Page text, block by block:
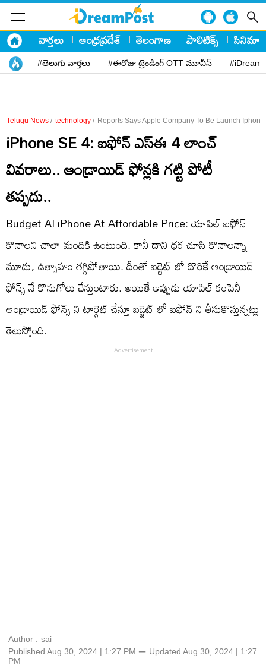
వార్తలు ఆంధ్రప్రదేశ్ తెలంగాణ పాలిటిక్స్ సినిమా
#తెలుగు వార్తలు #ఈరోజు ట్రెండింగ్ OTT మూవీస్
Telugu News / technology / Reports Says Apple Company To Be Launch
iPhone SE 4: ఐఫోన్ ఎస్ఈ 4 లాంచ్
వివరాలు.. ఆండ్రాయిడ్ ఫోన్లకి గట్టి పోటీ
తప్పదు..
Budget AI iPhone At Affordable Price: యాపిల్ ఐఫోన్
కొనాలని చాలా మందికి ఉంటుంది. కానీ దాని ధర చూసి కొనాలన్నా
మూడు, ఉత్సాహం తగ్గిపోతాయి. దీంతో బడ్జెట్ లో దొరికే ఆండ్రాయిడ్
ఫోన్స్ నే కొనుగోలు చేస్తుంటారు. అయితే ఇప్పుడు యాపిల్ కంపెనీ
ఆండ్రాయిడ్ ఫోన్స్ ని టార్గెట్ చేస్తూ బడ్జెట్ లో ఐఫోన్ ని తీసుకొస్తున్నట్లు
తెలుస్తోంది.
Author : sai
Published Aug 30, 2024 | 1:27 PM ⚊ Updated Aug 30, 2024 | 1:27
PM